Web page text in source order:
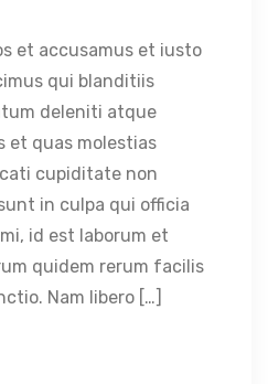
et accusamus et iusto
qui blanditiis
deleniti atque
et quas molestias
cupiditate non
in culpa qui officia
id est laborum et
quidem rerum facilis
Nam libero […]